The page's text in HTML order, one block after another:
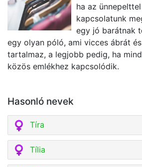
ha az
kapcsolatunk
egy jó barátnak
egy olyan póló, ami vicces ábrát
tartalmaz, a legjobb pedig, ha
közös emlékhez kapcsolódik.
Hasonló nevek
Tíra
Tília